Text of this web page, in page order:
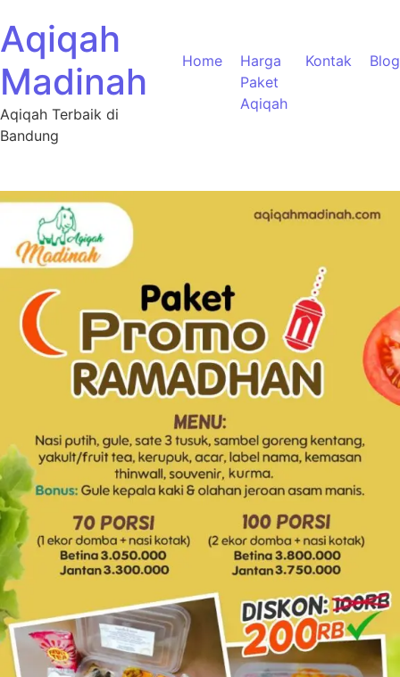
Aqiqah
Madinah
Aqiqah Terbaik di
Bandung
Home
Harga
Paket
Aqiqah
Kontak Blog